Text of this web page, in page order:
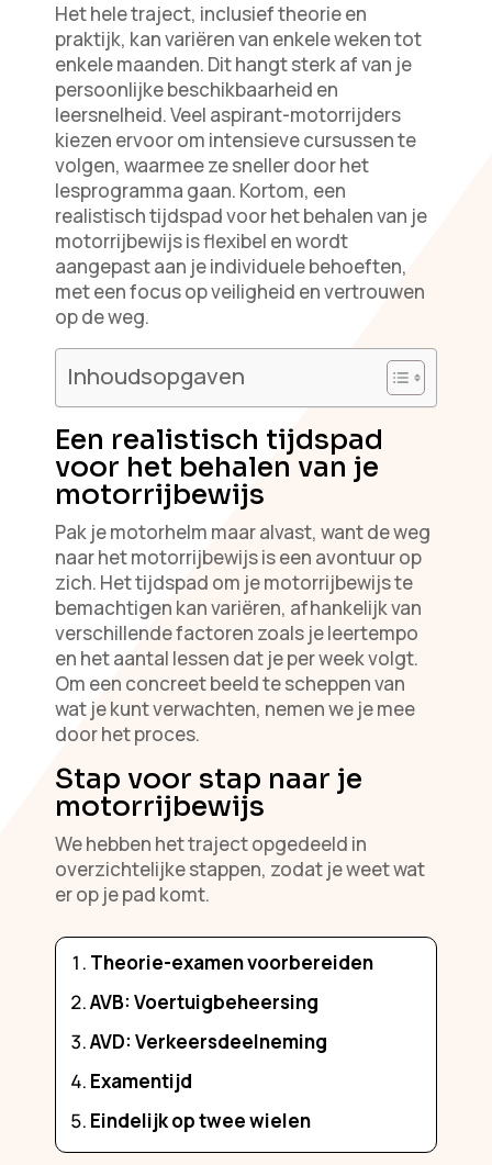
Het hele traject, inclusief theorie en
praktijk, kan variëren van enkele weken tot
enkele maanden. Dit hangt sterk af van je
persoonlijke beschikbaarheid en
leersnelheid. Veel aspirant-motorrijders
kiezen ervoor om intensieve cursussen te
volgen, waarmee ze sneller door het
lesprogramma gaan. Kortom, een
realistisch tijdspad voor het behalen van je
motorrijbewijs is flexibel en wordt
aangepast aan je individuele behoeften,
met een focus op veiligheid en vertrouwen
op de weg.
Inhoudsopgaven
Een realistisch tijdspad
voor het behalen van je
motorrijbewijs
Pak je motorhelm maar alvast, want de weg
naar het motorrijbewijs is een avontuur op
zich. Het tijdspad om je motorrijbewijs te
bemachtigen kan variëren, afhankelijk van
verschillende factoren zoals je leertempo
en het aantal lessen dat je per week volgt.
Om een concreet beeld te scheppen van
wat je kunt verwachten, nemen we je mee
door het proces.
Stap voor stap naar je
motorrijbewijs
We hebben het traject opgedeeld in
overzichtelijke stappen, zodat je weet wat
er op je pad komt.
Theorie-examen voorbereiden
AVB: Voertuigbeheersing
AVD: Verkeersdeelneming
Examentijd
Eindelijk op twee wielen